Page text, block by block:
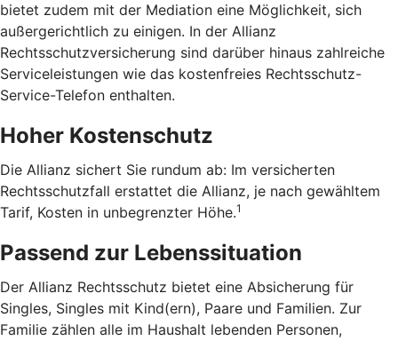
bietet zudem mit der Mediation eine Möglichkeit, sich
außergerichtlich zu einigen. In der Allianz
Rechtsschutzversicherung sind darüber hinaus zahlreiche
Serviceleistungen wie das kostenfreies Rechtsschutz-
Service-Telefon enthalten.
Hoher Kostenschutz
Die Allianz sichert Sie rundum ab: Im versicherten
Rechtsschutzfall erstattet die Allianz, je nach gewähltem
Tarif, Kosten in unbegrenzter Höhe.1
Passend zur Lebenssituation
Der Allianz Rechtsschutz bietet eine Absicherung für
Singles, Singles mit Kind(ern), Paare und Familien. Zur
Familie zählen alle im Haushalt lebenden Personen,